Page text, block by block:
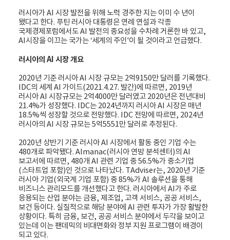
러시아가 AI 시장 발전을 위해 노력 경주한 지는 이미 수 년이
됐다고 한다. 푸틴 러시아 대통령은 연례 연설과 각종
국제경제포럼에서도 AI 발전의 중요성을 수차례 거론한 바 있고,
AI시장을 이끄는 국가는 ‘세계의 주인'이 될 것이라고 언급했다.
러시아의 AI 시장 개요
2020년 기준 러시아 AI 시장 규모는 2억9150만 달러를 기록했다.
IDC의 세계 AI 가이드(2021.4.27. 발간)에 따르면, 2019년
러시아 AI 시장규모는 2억4000만 달러였고 2020년은 전년대비
21.4%가 성장했다. IDC는 2024년까지 러시아 AI 시장은 매년
18.5%씩 성장할 것으로 전망했다. IDC 전망에 따르면, 2024년
러시아의 AI 시장 규모는 5억5551만 달러로 추정된다.
2020년 상반기 기준 러시아 AI 시장에서 활동 중인 기업 수는
480개로 파악됐다. Almanac(러시아 연방 분석센터)의 AI
보고서에 따르면, 480개 AI 관련 기업 중 56.5%가 중소기업
(스타트업 포함)인 것으로 나타났다. TAdviser는, 2020년 기준
러시아 기업(외국계 기업 포함) 중 85%가 AI 솔루션을 통해
비즈니스 관리모드를 개선했다고 한다. 러시아에서 AI가 주로
응용되는 산업 분야는 금융, 제조업, 고객 서비스, 공공 서비스,
보건 등이다. 실질적으로 해당 분야에 AI 관련 투자가 가장 활발한
상황이다. 특히 금융, 보건, 공공 서비스 분야에서 두각을 보이고
있는데 이는 팬데믹의 비대면화와 정부 지원 프로그램이 배경이
되고 있다.